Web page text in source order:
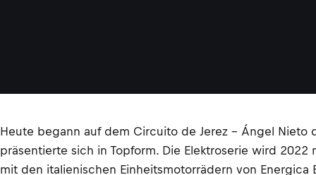
Heute begann auf dem Circuito de Jerez – Ángel Nieto
präsentierte sich in Topform. Die Elektroserie wird
mit den italienischen Einheitsmotorrädern von